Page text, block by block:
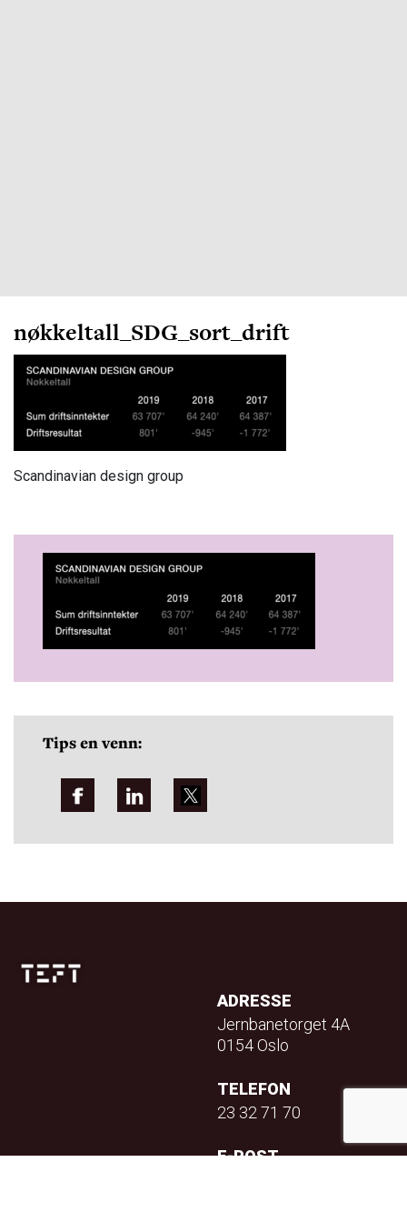
nøkkeltall_SDG_sort_drift
Scandinavian design group
Tips en venn:
ADRESSE
Jernbanetorget 4A
0154 Oslo
TELEFON
23 32 71 70
E-POST